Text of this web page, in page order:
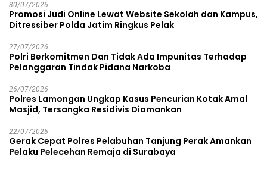
30/07/2026
Promosi Judi Online Lewat Website Sekolah dan Kampus,
Ditressiber Polda Jatim Ringkus Pelak
27/07/2026
Polri Berkomitmen Dan Tidak Ada Impunitas Terhadap
Pelanggaran Tindak Pidana Narkoba
26/07/2026
Polres Lamongan Ungkap Kasus Pencurian Kotak Amal
Masjid, Tersangka Residivis Diamankan
22/07/2026
Gerak Cepat Polres Pelabuhan Tanjung Perak Amankan
Pelaku Pelecehan Remaja di Surabaya